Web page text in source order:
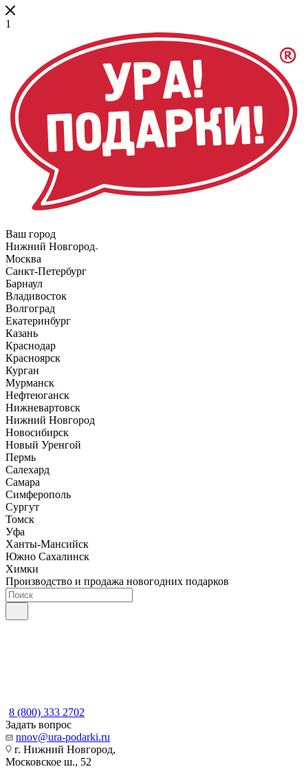
1
Ваш город
Нижний Новгород
Москва
Санкт-Петербург
Барнаул
Владивосток
Волгоград
Екатеринбург
Казань
Краснодар
Красноярск
Курган
Мурманск
Нефтеюганск
Нижневартовск
Нижний Новгород
Новосибирск
Новый Уренгой
Пермь
Салехард
Самара
Симферополь
Сургут
Томск
Уфа
Ханты-Мансийск
Южно Сахалинск
Химки
Производство и продажа новогодних подарков
8 (800) 333 2702
Задать вопрос
nnov@ura-podarki.ru
г. Нижний Новгород,
Московское ш., 52